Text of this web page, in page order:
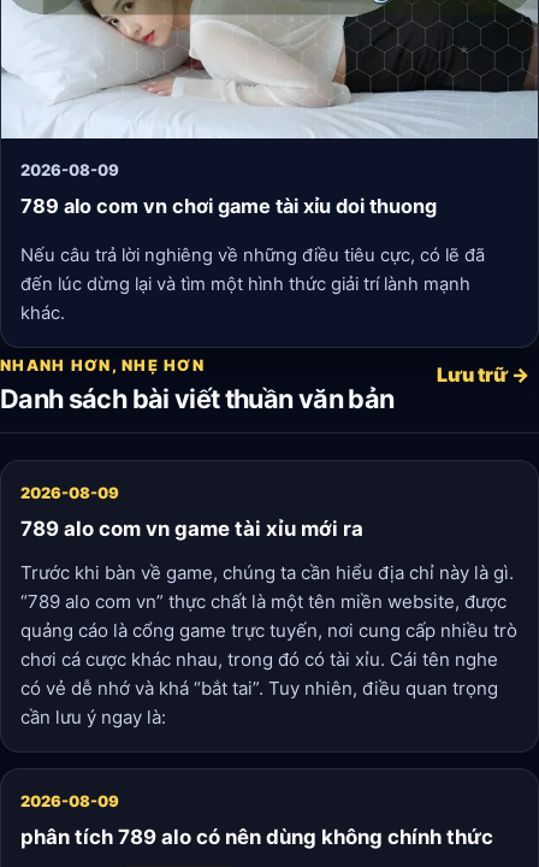
2026-08-09
789 alo com vn chơi game tài xỉu doi thuong
Nếu câu trả lời nghiêng về những điều tiêu cực, có lẽ đã
đến lúc dừng lại và tìm một hình thức giải trí lành mạnh
khác.
NHANH HƠN, NHẸ HƠN
Danh sách bài viết thuần văn bản
Lưu trữ →
2026-08-09
789 alo com vn game tài xỉu mới ra
Trước khi bàn về game, chúng ta cần hiểu địa chỉ này là gì.
“789 alo com vn” thực chất là một tên miền website, được
quảng cáo là cổng game trực tuyến, nơi cung cấp nhiều trò
chơi cá cược khác nhau, trong đó có tài xỉu. Cái tên nghe
có vẻ dễ nhớ và khá “bắt tai”. Tuy nhiên, điều quan trọng
cần lưu ý ngay là:
2026-08-09
phân tích 789 alo có nên dùng không chính thức